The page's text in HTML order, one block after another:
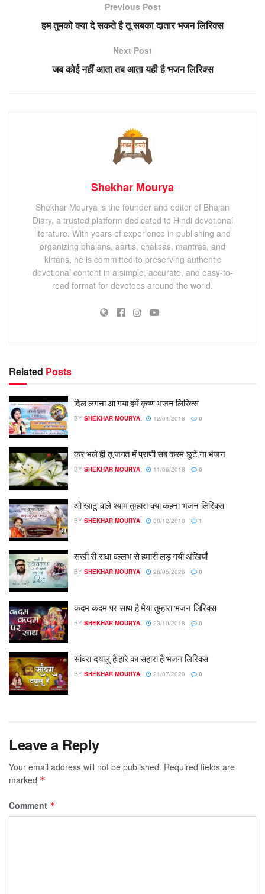
Previous Post
हम तुमको क्या दे सकते है तू सबका दातार भजन लिरिक्स
Next Post
जब कोई नहीं आता तब आता यही है भजन लिरिक्स
Shekhar Mourya
Shekhar Mourya is the founder and editor of Bhajan
Diary, a trusted platform dedicated to Hindi devotional
literature. With years of experience in publishing and
organizing bhajans, aartis, chalisas, mantras, and
kirtans, he is committed to preserving authentic
devotional content in a simple, accurate, and easy-to-
read format for devotees around the world.
Related Posts
दिल लगना आ गया हमें कृष्ण भजन लिरिक्स
BY SHEKHAR MOURYA 12/04/2018 0
कर भले ही तू जगत में प्राणी सब करम छूटे ना भजन
BY SHEKHAR MOURYA 11/06/2018 0
ओ खाटु वाले श्याम तुम्हारा क्या कहना भजन लिरिक्स
BY SHEKHAR MOURYA 30/12/2018 1
सखी री राधा वल्लभ से हमारी लड़ गयी अंखियाँ
BY SHEKHAR MOURYA 26/05/2026 0
कदम कदम पर साथ है मैया तुम्हारा भजन लिरिक्स
BY SHEKHAR MOURYA 23/10/2018 0
सांवरा दयालु है हारे का सहारा है भजन लिरिक्स
BY SHEKHAR MOURYA 21/07/2020 0
Leave a Reply
Your email address will not be published. Required fields are
marked *
Comment *